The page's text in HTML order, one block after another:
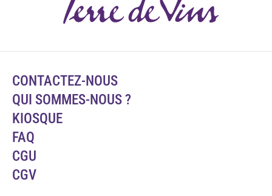
CONTACTEZ-NOUS
QUI SOMMES-NOUS ?
KIOSQUE
FAQ
CGU
CGV